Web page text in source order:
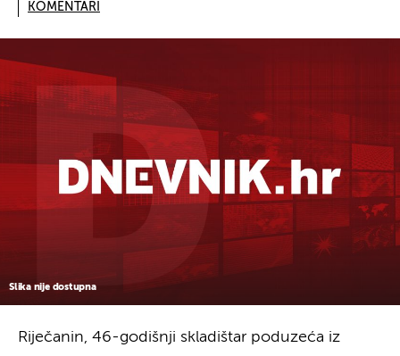
KOMENTARI
Slika nije dostupna
Riječanin, 46-godišnji skladištar poduzeća iz